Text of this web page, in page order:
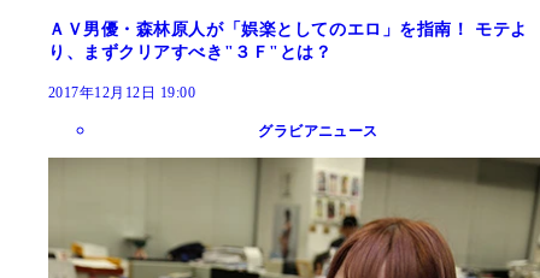
ＡＶ男優・森林原人が「娯楽としてのエロ」を指南！ モテよ
り、まずクリアすべき"３Ｆ"とは？
2017年12月12日 19:00
グラビアニュース